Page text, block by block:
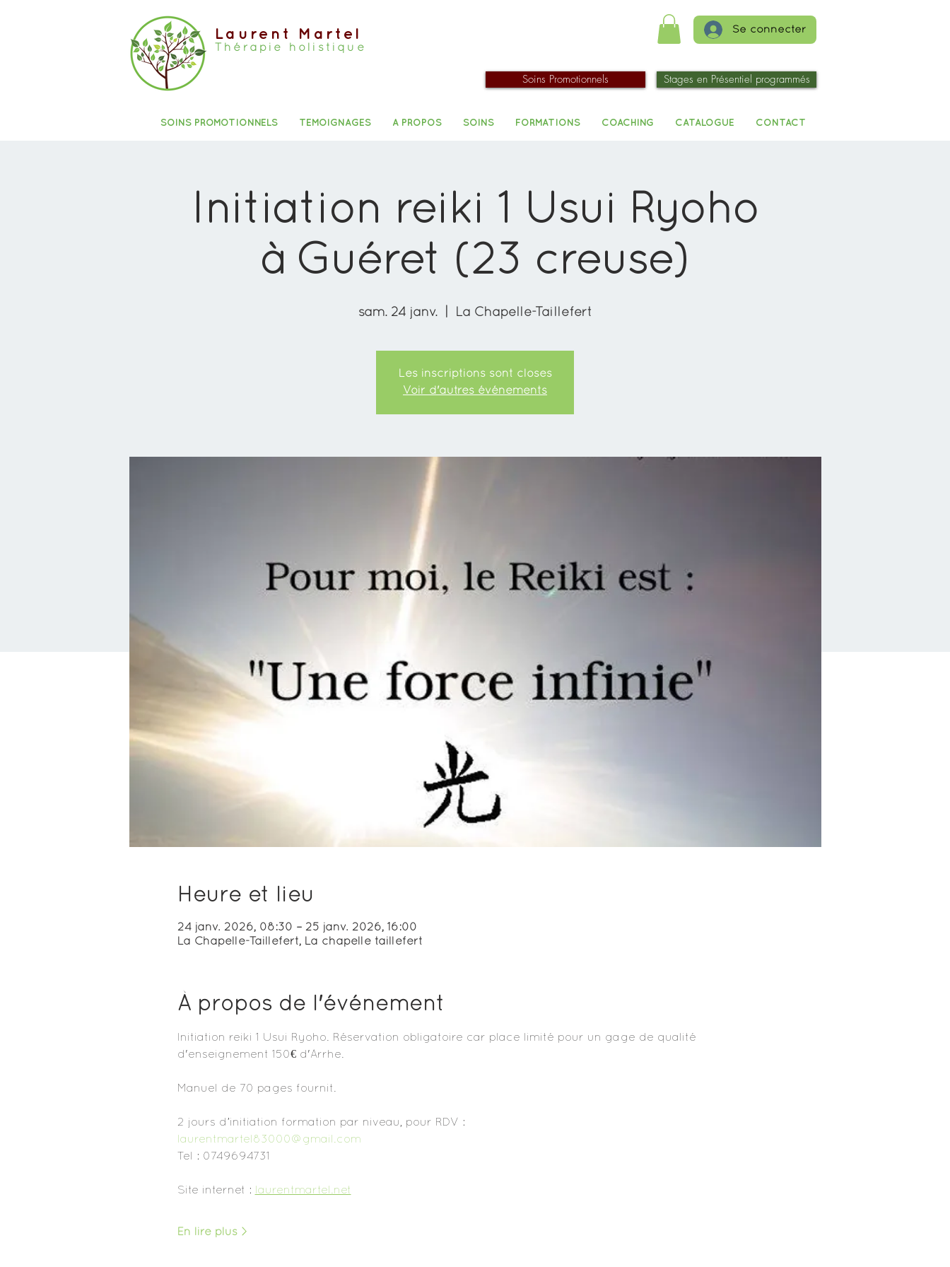
Laurent Martel
Thérapie holistique
Se connecter
Soins Promotionnels Stages en Présentiel programmés
SOINS PROMOTIONNELS TEMOIGNAGES A PROPOS SOINS FORMATIONS COACHING CATALOGUE CONTACT
Initiation reiki 1 Usui Ryoho
à Guéret (23 creuse)
sam. 24 janv.
  |
La Chapelle-Taillefert
Les inscriptions sont closes
Voir d'autres événements
Heure et lieu
24 janv. 2026, 08:30 – 25 janv. 2026, 16:00
La Chapelle-Taillefert, La chapelle taillefert
À propos de l'événement
Initiation reiki 1 Usui Ryoho. Réservation obligatoire car place limité pour un gage de qualité
d'enseignement 150€ d'Arrhe.
Manuel de 70 pages fournit.
2 jours d’initiation formation par niveau, pour RDV :
laurentmartel83000@gmail.com
Tel : 0749694731
Site internet : laurentmartel.net
En lire plus >